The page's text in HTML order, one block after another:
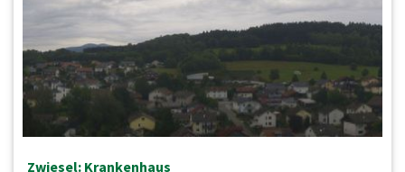
Zwiesel: Krankenhaus